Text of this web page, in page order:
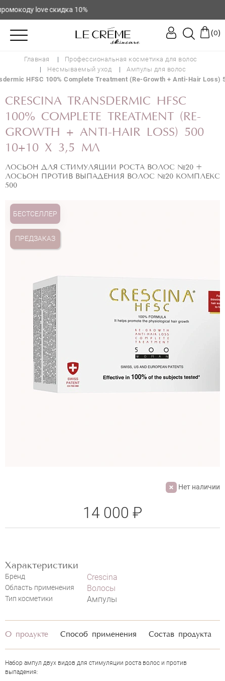
love скидка 10%
(0)
Главная
Профессиональная косметика для волос
Несмываемый уход
Ампулы для волос
HFSC 100% Complete Treatment (Re-Growth + Anti-Hair Loss)
CRESCINA TRANSDERMIC HFSC
100% COMPLETE TREATMENT (RE-
GROWTH + ANTI-HAIR LOSS) 500
10+10 Х 3,5 МЛ
ЛОСЬОН ДЛЯ СТИМУЛЯЦИИ РОСТА ВОЛОС №20 +
ЛОСЬОН ПРОТИВ ВЫПАДЕНИЯ ВОЛОС №20 КОМПЛЕКС
500
БЕСТСЕЛЛЕР
ПРЕДЗАКАЗ
Нет наличии
Характеристики
Бренд Crescina
Область применения Волосы
Тип косметики Ампулы
14 000 ₽
О продукте Способ применения Состав продукта
Набор ампул двух видов для стимуляции роста волос и против
выпадения: